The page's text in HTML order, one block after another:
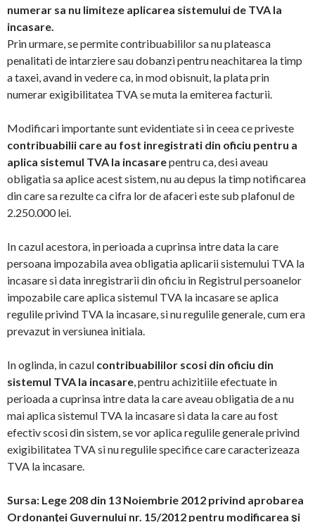
numerar sa nu limiteze aplicarea sistemului de TVA la
incasare.
Prin urmare, se permite contribuabililor sa nu plateasca
penalitati de intarziere sau dobanzi pentru neachitarea la timp
a taxei, avand in vedere ca, in mod obisnuit, la plata prin
numerar exigibilitatea TVA se muta la emiterea facturii.
Modificari importante sunt evidentiate si in ceea ce priveste
contribuabilii care au fost inregistrati din oficiu pentru a
aplica sistemul TVA la incasarepentru ca, desi aveau
obligatia sa aplice acest sistem, nu au depus la timp notificarea
din care sa rezulte ca cifra lor de afaceri este sub plafonul de
2.250.000 lei.
In cazul acestora, in perioada a cuprinsa intre data la care
persoana impozabila avea obligatia aplicarii sistemului TVA la
incasare si data inregistrarii din oficiu in Registrul persoanelor
impozabile care aplica sistemul TVA la incasare se aplica
regulile privind TVA la incasare, si nu regulile generale, cum era
prevazut in versiunea initiala.
In oglinda, in cazul contribuabililor scosi din oficiu din
sistemul TVA la incasare, pentru achizitiile efectuate in
perioada a cuprinsa intre data la care aveau obligatia de a nu
mai aplica sistemul TVA la incasare si data la care au fost
efectiv scosi din sistem, se vor aplica regulile generale privind
exigibilitatea TVA si nu regulile specifice care caracterizeaza
TVA la incasare.
Sursa: Lege 208 din 13 Noiembrie 2012 privind aprobarea
Ordonanţei Guvernului nr. 15/2012 pentru modificarea şi